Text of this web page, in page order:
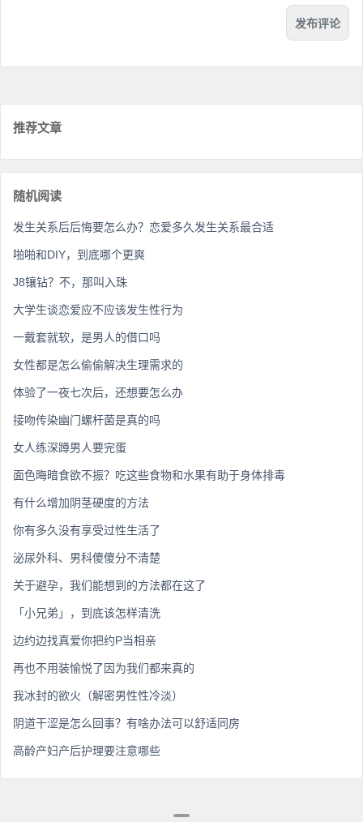
推荐文章
随机阅读
发生关系后后悔要怎么办？恋爱多久发生关系最合适
啪啪和DIY，到底哪个更爽
J8镶钻？不，那叫入珠
大学生谈恋爱应不应该发生性行为
一戴套就软，是男人的借口吗
女性都是怎么偷偷解决生理需求的
体验了一夜七次后，还想要怎么办
接吻传染幽门螺杆菌是真的吗
女人练深蹲男人要完蛋
面色晦暗食欲不振？吃这些食物和水果有助于身体排毒
有什么增加阴茎硬度的方法
你有多久没有享受过性生活了
泌尿外科、男科傻傻分不清楚
关于避孕，我们能想到的方法都在这了
「小兄弟」，到底该怎样清洗
边约边找真爱你把约P当相亲
再也不用装愉悦了因为我们都来真的
我冰封的欲火（解密男性性冷淡）
阴道干涩是怎么回事？有啥办法可以舒适同房
高龄产妇产后护理要注意哪些